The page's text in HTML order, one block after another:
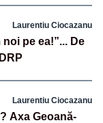
Laurentiu Ciocazanu
pe ea!”... De
Laurentiu Ciocazanu
Axa Geoană-